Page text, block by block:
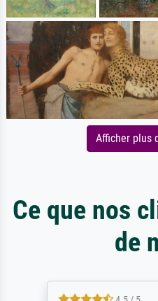
Afficher plus
Ce que nos
de